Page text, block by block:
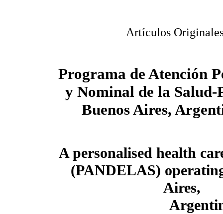
Artículos
Programa de Atención
y Nominal de la Salud-
Buenos Aires,
A personalised health
(PANDELAS)
Aires,